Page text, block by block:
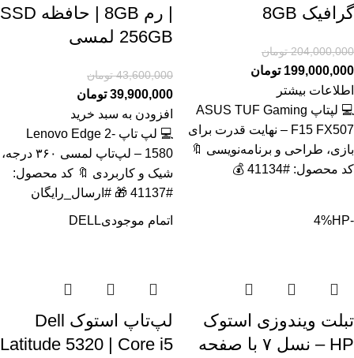
گرافیک 8GB
204,000,000 تومان
199,000,000 تومان
اطلاعات بیشتر
💻 لپتاپ ASUS TUF Gaming
F15 FX507 – نهایت قدرت برای
بازی، طراحی و برنامه‌نویسی 🔖
کد محصول: #41134 💰
| رم 8GB | حافظه SSD
256GB لمسی
43,600,000 تومان
39,900,000 تومان
افزودن به سبد خرید
💻 لپ تاپ Lenovo Edge 2-
1580 – لپ‌تاپ لمسی ۳۶۰ درجه،
شیک و کاربردی 🔖 کد محصول:
#41137 🎁 #ارسال_رایگان
-4%
HP
تبلت ویندوزی استوک
HP – نسل ۷ با صفحه
اتمام موجودیDELL
لپ‌تاپ استوک Dell
Latitude 5320 | Core i5